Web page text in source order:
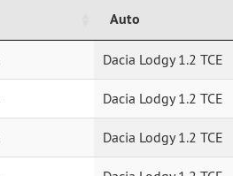
Auto
Auto
Dacia Lodgy 1.2 TCE
Dacia Lodgy 1.2 TCE
Dacia Lodgy 1.2 TCE